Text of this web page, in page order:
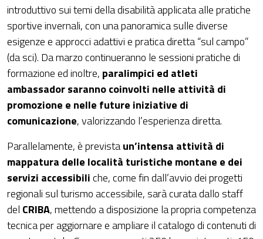
introduttivo sui temi della disabilità applicata alle pratiche
sportive invernali, con una panoramica sulle diverse
esigenze e approcci adattivi e pratica diretta “sul campo”
(da sci). Da marzo continueranno le sessioni pratiche di
formazione ed inoltre, paralimpici ed atleti
ambassador saranno coinvolti nelle attività di
promozione e nelle future iniziative di
comunicazione, valorizzando l’esperienza diretta.
Parallelamente, è previstaun’intensa attività di
mappatura delle località turistiche montane e dei
servizi accessibiliche, come fin dall’avvio dei progetti
regionali sul turismo accessibile, sarà curata dallo staff
del CRIBA, mettendo a disposizione la propria competenza
tecnica per aggiornare e ampliare il catalogo di contenuti di